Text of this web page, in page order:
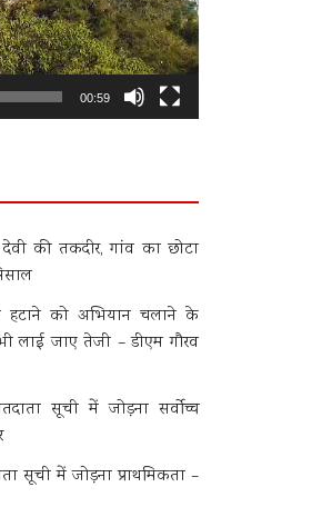
00:59
देवी की तकदीर, गांव का छोटा
हटाने को अभियान चलाने के
लाई जाए तेजी – डीएम गौरव
सूची में जोड़ना सर्वोच्च
सूची में जोड़ना प्राथमिकता –